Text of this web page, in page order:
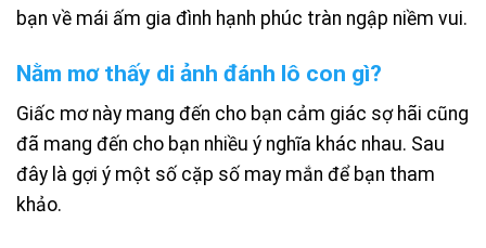
bạn về mái ấm gia đình hạnh phúc tràn ngập niềm vui.
Nằm mơ thấy di ảnh đánh lô con gì?
Giấc mơ này mang đến cho bạn cảm giác sợ hãi cũng
đã mang đến cho bạn nhiều ý nghĩa khác nhau. Sau
đây là gợi ý một số cặp số may mắn để bạn tham
khảo.